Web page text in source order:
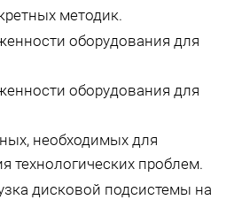
методик.
оборудования для
оборудования для
необходимых для
технологических проблем.
дисковой подсистемы на